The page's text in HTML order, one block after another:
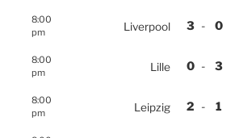
8:00
pm
Liverpool 3 - 0
8:00
pm
Lille 0 - 3
8:00
pm
Leipzig 2 - 1